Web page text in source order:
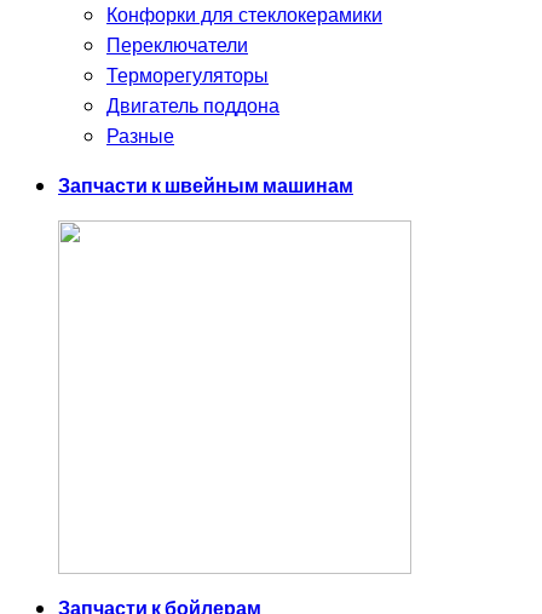
Конфорки для стеклокерамики
Переключатели
Терморегуляторы
Двигатель поддона
Разные
Запчасти к швейным машинам